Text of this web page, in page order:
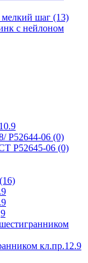
мелкий шаг (13)
с нейлоном
Р52644-06 (0)
Р52645-06 (0)
(16)
кл.пр.12.9